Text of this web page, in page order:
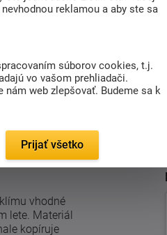
vhodné
lete. Materiál
kopíruje
reklamou a aby ste sa
súborov cookies, t.j.
vo vašom prehliadači.
nám web zlepšovať. Budeme sa k
Prijať všetko